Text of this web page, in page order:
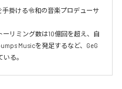
掛ける令和の音楽プロデューサ
リミング数は10億回を超え、自
Musicを発足するなど、GeG
る。